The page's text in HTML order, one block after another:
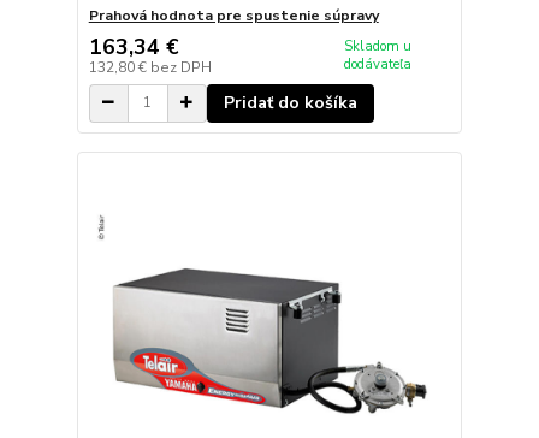
Prahová hodnota pre spustenie súpravy
163,34 €
132,80 € bez DPH
Skladom u
dodávateľa
Pridať do košíka